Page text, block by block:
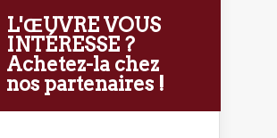
L'ŒUVRE VOUS
INTÉRESSE ?
Achetez-la chez
nos partenaires !